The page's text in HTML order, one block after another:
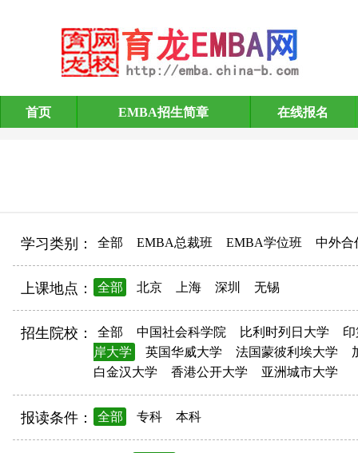
EMBA招生简章
首页 EMBA招生简章 在线报名
学习类别： 全部 EMBA总裁班 EMBA学位班 中外合
上课地点： 全部 北京 上海 深圳 无锡
招生院校： 全部 中国社会科学院 比利时列日大学
岸大学
英国华威大学 法国蒙彼利埃大学
白金汉大学
香港公开大学 亚洲城市大学
报读条件： 全部 专科 本科